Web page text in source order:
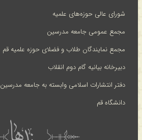
شورای عالی حوزه‌های علمیه
مجمع عمومی جامعه مدرسین
مجمع نمایندگان طلاب و فضلای حوزه علمیه قم
دبیرخانه بیانیه گام دوم انقلاب
دفتر انتشارات اسلامی وابسته به جامعه مدرسین
دانشگاه قم